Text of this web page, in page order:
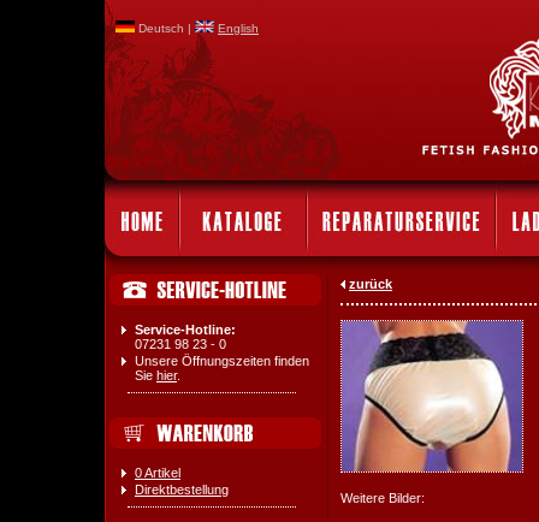
Deutsch | English
Service-Hotline:
07231 98 23 - 0
Unsere Öffnungszeiten finden
Sie hier.
0 Artikel
Direktbestellung
zurück
Weitere Bilder: